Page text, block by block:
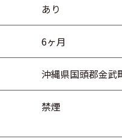
あり
6ヶ月
沖縄県国頭郡金武
禁煙